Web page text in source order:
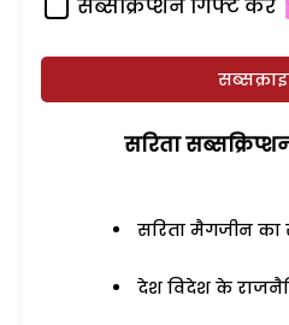
सब्सक्रिप्शन गिफ्ट करें
सरिता
सरिता मैगजीन का
देश विदेश के